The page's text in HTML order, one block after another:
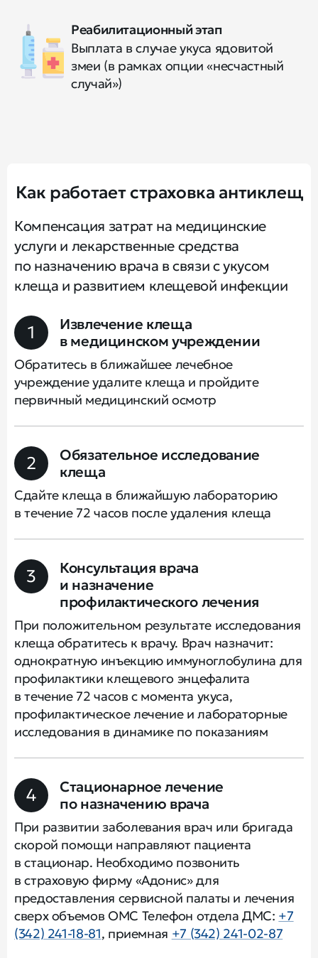
Реабилитационный этап
Выплата в случае укуса ядовитой
змеи (в рамках опции «несчастный
случай»)
Как работает страховка антиклещ
Компенсация затрат на медицинские
услуги и лекарственные средства
по назначению врача в связи с укусом
клеща и развитием клещевой инфекции
1
Извлечение клеща
в медицинском учреждении
Обратитесь в ближайшее лечебное
учреждение удалите клеща и пройдите
первичный медицинский осмотр
2
Обязательное исследование
клеща
Сдайте клеща в ближайшую лабораторию
в течение 72 часов после удаления клеща
3
Консультация врача
и назначение
профилактического лечения
При положительном результате исследования
клеща обратитесь к врачу. Врач назначит:
однократную инъекцию иммуноглобулина для
профилактики клещевого энцефалита
в течение 72 часов с момента укуса,
профилактическое лечение и лабораторные
исследования в динамике по показаниям
4
Стационарное лечение
по назначению врача
При развитии заболевания врач или бригада
скорой помощи направляют пациента
в стационар. Необходимо позвонить
в страховую фирму «Адонис» для
предоставления сервисной палаты и лечения
сверх объемов ОМС Телефон отдела ДМС: +7
(342) 241-18-81, приемная +7 (342) 241-02-87